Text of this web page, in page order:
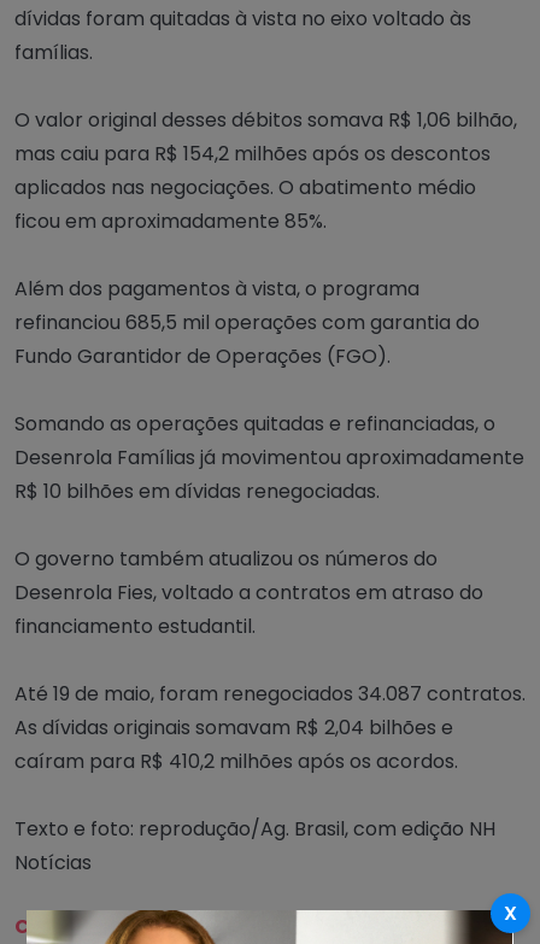
dívidas foram quitadas à vista no eixo voltado às
famílias.
O valor original desses débitos somava R$ 1,06 bilhão,
mas caiu para R$ 154,2 milhões após os descontos
aplicados nas negociações. O abatimento médio
ficou em aproximadamente 85%.
Além dos pagamentos à vista, o programa
refinanciou 685,5 mil operações com garantia do
Fundo Garantidor de Operações (FGO).
Somando as operações quitadas e refinanciadas, o
Desenrola Famílias já movimentou aproximadamente
R$ 10 bilhões em dívidas renegociadas.
O governo também atualizou os números do
Desenrola Fies, voltado a contratos em atraso do
financiamento estudantil.
Até 19 de maio, foram renegociados 34.087 contratos.
As dívidas originais somavam R$ 2,04 bilhões e
caíram para R$ 410,2 milhões após os acordos.
Texto e foto: reprodução/Ag. Brasil, com edição NH
Notícias
Compartilhe
X